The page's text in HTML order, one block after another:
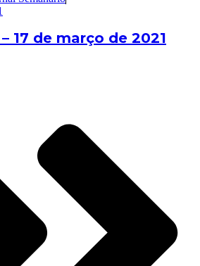
17 de março de 2021